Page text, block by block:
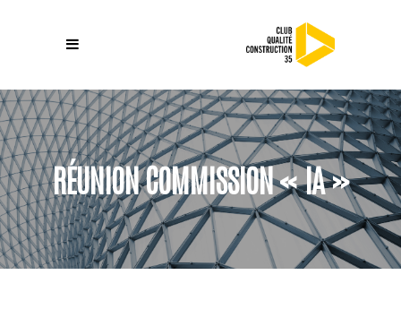
RÉUNION COMMISSION « IA »